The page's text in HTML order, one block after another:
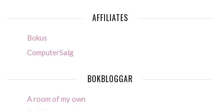
AFFILIATES
Bokus
ComputerSalg
BOKBLOGGAR
A room of my own